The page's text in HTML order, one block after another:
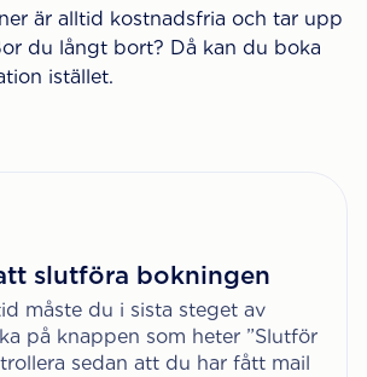
är alltid kostnadsfria och tar upp
du långt bort? Då kan du boka
istället.
slutföra bokningen
måste du i sista steget av
på knappen som heter ”Slutför
sedan att du har fått mail